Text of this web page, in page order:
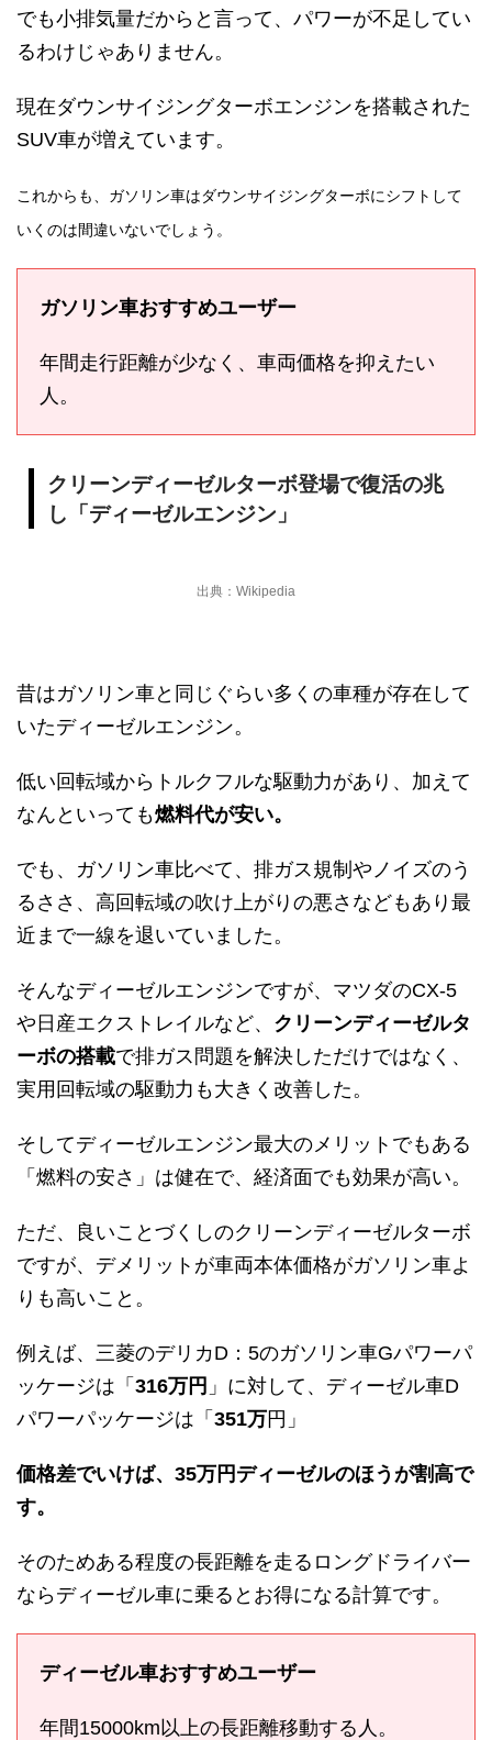
でも小排気量だからと言って、パワーが不足してい
るわけじゃありません。
現在ダウンサイジングターボエンジンを搭載された
SUV車が増えています。
これからも、ガソリン車はダウンサイジングターボにシフトして
いくのは間違いないでしょう。
ガソリン車おすすめユーザー
年間走行距離が少なく、車両価格を抑えたい
人。
クリーンディーゼルターボ登場で復活の兆
し「ディーゼルエンジン」
出典：Wikipedia
昔はガソリン車と同じぐらい多くの車種が存在して
いたディーゼルエンジン。
低い回転域からトルクフルな駆動力があり、加えて
なんといっても燃料代が安い。
でも、ガソリン車比べて、排ガス規制やノイズのう
るささ、高回転域の吹け上がりの悪さなどもあり最
近まで一線を退いていました。
そんなディーゼルエンジンですが、マツダのCX-5
や日産エクストレイルなど、 クリーンディーゼルタ
ーボの搭載で排ガス問題を解決しただけではなく、
実用回転域の駆動力も大きく改善した。
そしてディーゼルエンジン最大のメリットでもある
「 燃料の安さ 」は健在で、経済面でも効果が高い。
ただ、良いことづくしのクリーンディーゼルターボ
ですが、デメリットが車両本体価格がガソリン車よ
りも高いこと。
例えば、三菱のデリカD：5のガソリン車Gパワーパ
ッケージは「 316万円 」に対して、ディーゼル車D
パワーパッケージは「 351万円」
価格差でいけば、 35万円ディーゼルのほうが割高で
す。
そのためある程度の長距離を走るロングドライバー
ならディーゼル車に乗るとお得になる計算です。
ディーゼル車おすすめユーザー
年間15000km以上の長距離移動する人。